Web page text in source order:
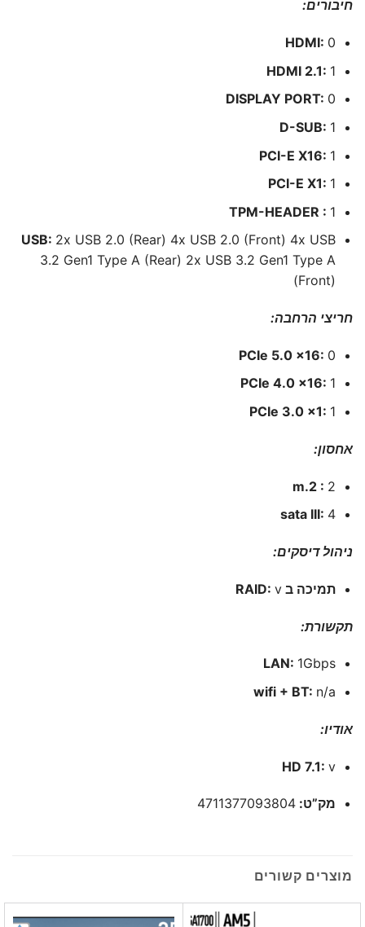
חיבורים:
HDMI: 0
HDMI 2.1: 1
DISPLAY PORT: 0
D-SUB: 1
PCI-E X16: 1
PCI-E X1: 1
TPM-HEADER : 1
USB: 2x USB 2.0 (Rear) 4x USB 2.0 (Front) 4x USB
3.2 Gen1 Type A (Rear) 2x USB 3.2 Gen1 Type A
(Front)
חריצי הרחבה:
PCIe 5.0 x16: 0
PCIe 4.0 x16: 1
PCIe 3.0 x1: 1
אחסון:
m.2 : 2
sata III: 4
ניהול דיסקים:
תמיכה ב RAID: v
תקשורת:
LAN: 1Gbps
wifi + BT: n/a
אודיו:
HD 7.1:v
מק”ט: 4711377093804
מוצרים קשורים